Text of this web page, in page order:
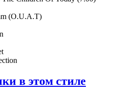
(O.U.A.T)
в этом стиле